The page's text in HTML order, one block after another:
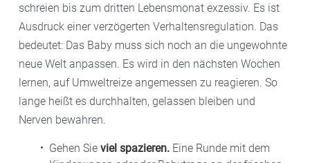
schreien bis zum dritten Lebensmonat exzessiv. Es ist
Ausdruck einer verzögerten Verhaltensregulation. Das
bedeutet: Das Baby muss sich noch an die ungewohnte
neue Welt anpassen. Es wird in den nächsten Wochen
lernen, auf Umweltreize angemessen zu reagieren. So
lange heißt es durchhalten, gelassen bleiben und
Nerven bewahren.
Gehen Sie viel spazieren. Eine Runde mit dem